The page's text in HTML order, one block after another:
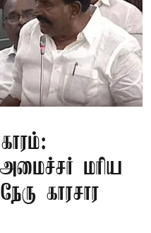
மரிய
காரசார